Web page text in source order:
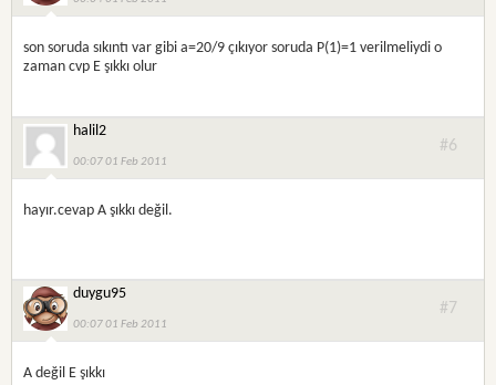
son soruda sıkıntı var gibi a=20/9 çıkıyor soruda P(1)=1 verilmeliydi o
zaman cvp E şıkkı olur
halil2
00:07 01 Feb 2011
#6
hayır.cevap A şıkkı değil.
duygu95
00:07 01 Feb 2011
#7
A değil E şıkkı